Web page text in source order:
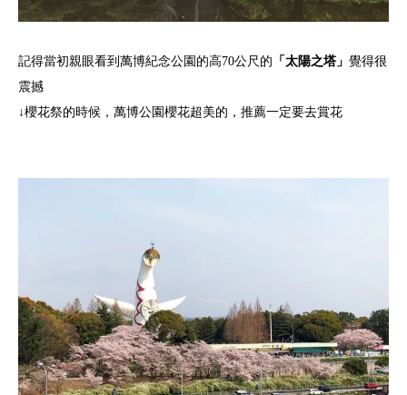
記得當初親眼看到萬博紀念公園的高70公尺的 「太陽之塔」 覺得很
震撼
↓櫻花祭的時候，萬博公園櫻花超美的，推薦一定要去賞花